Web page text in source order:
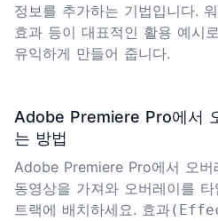
정보를 추가하는 기법입니다.
효과 등이 대표적인 활용 예시
유익하게 만들어 줍니다.
Adobe Premiere Pro에서
는 방법
Adobe Premiere Pro에서 오버
동영상을 가져와 오버레이를
트랙에 배치하세요. 효과